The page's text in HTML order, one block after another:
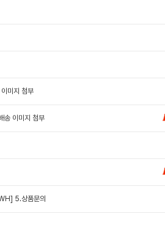
미지 첨부
송 이미지 첨부
5.상품문의